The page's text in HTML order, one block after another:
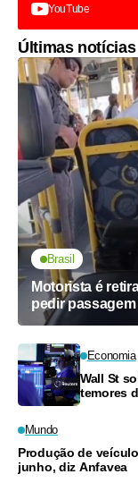
YouTube
Últimas notícias
Brasil
Motorista é
pedir
Economia
Wall St
temores
Mundo
Produção de
junho, diz Anfavea